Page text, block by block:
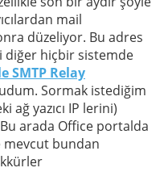
mail
düzeliyor. Bu adres
diğer hiçbir sistemde
SMTP Relay
Sormak istediğim
ağ yazıcı IP lerini)
arada Office portalda
mevcut bundan